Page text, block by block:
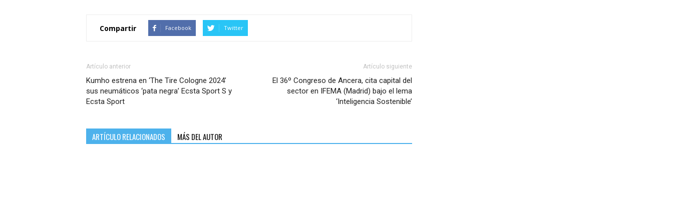
Compartir Facebook Twitter
Artículo anterior
Kumho estrena en ‘The Tire Cologne 2024’
sus neumáticos ‘pata negra’ Ecsta Sport S y
Ecsta Sport
Artículo siguiente
El 36º Congreso de Ancera, cita capital del
sector en IFEMA (Madrid) bajo el lema
‘Inteligencia Sostenible’
ARTÍCULO RELACIONADOS MÁS DEL AUTOR